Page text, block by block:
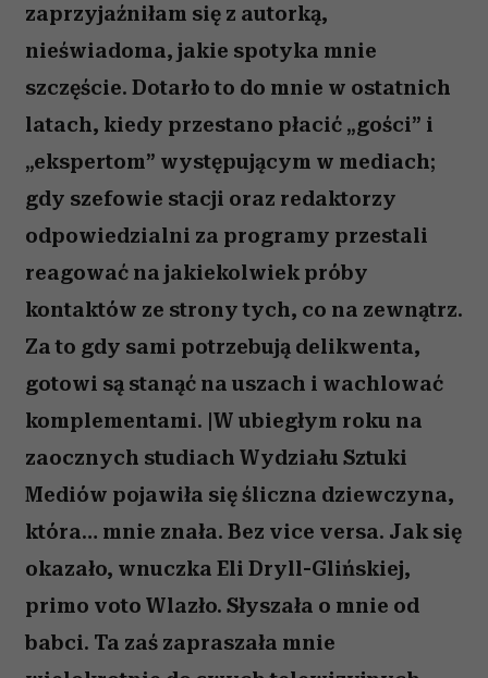
zaprzyjaźniłam się z autorką,
nieświadoma, jakie spotyka mnie
szczęście. Dotarło to do mnie w ostatnich
latach, kiedy przestano płacić „gości” i
„ekspertom” występującym w mediach;
gdy szefowie stacji oraz redaktorzy
odpowiedzialni za programy przestali
reagować na jakiekolwiek próby
kontaktów ze strony tych, co na zewnątrz.
Za to gdy sami potrzebują delikwenta,
gotowi są stanąć na uszach i wachlować
komplementami. |W ubiegłym roku na
zaocznych studiach Wydziału Sztuki
Mediów pojawiła się śliczna dziewczyna,
która… mnie znała. Bez vice versa. Jak się
okazało, wnuczka Eli Dryll-Glińskiej,
primo voto Wlazło. Słyszała o mnie od
babci. Ta zaś zapraszała mnie